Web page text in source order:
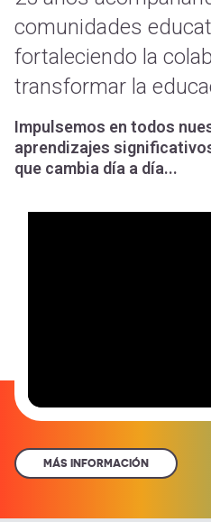
comunidades
fortaleciendo la
transformar la
Impulsemos en todos
aprendizajes
que cambia día a día...
MÁS INFORMACIÓN